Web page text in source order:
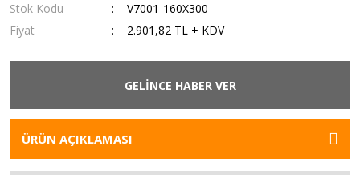
Stok Kodu
V7001-160X300
Fiyat
2.901,82 TL + KDV
GELİNCE HABER VER
ÜRÜN AÇIKLAMASI